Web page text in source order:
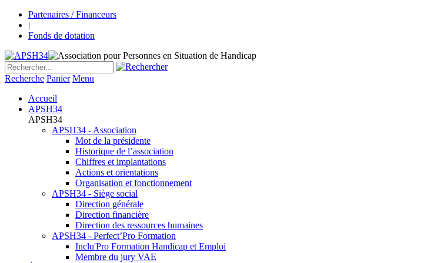
Partenaires / Financeurs
|
Fonds de dotation
Recherche Panier Menu
Accueil
APSH34
APSH34
APSH34 - Association
Mot de la présidente
Historique de l’association
Chiffres et implantations
Actions et orientations
Organisation et fonctionnement
APSH34 - Siège social
Direction générale
Direction financière
Direction des ressources humaines
APSH34 - Perfect’Pro Formation
Inclu'Pro Formation Handicap et Emploi
Membre du jury VAE